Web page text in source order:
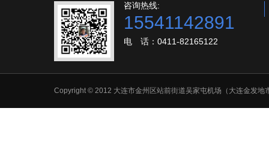
咨询热线:
15541142891
电 话：0411-82165122
Copyright © 2012 大连市金州区站前街道吴家屯机场（大连金发